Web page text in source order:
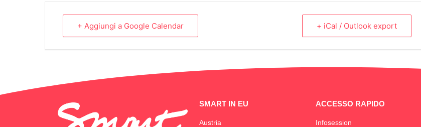
+ Aggiungi a Google Calendar + iCal / Outlook export
SMART IN EU
Austria
ACCESSO RAPIDO
Infosession